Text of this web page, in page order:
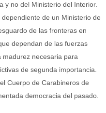
y no del Ministerio del Interior.
de un Ministerio de
de las fronteras en
dependan de las fuerzas
necesaria para
de segunda importancia.
Cuerpo de Carabineros de
democracia del pasado.